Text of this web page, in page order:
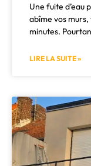
Une fuite d’eau
abîme vos murs,
minutes.
LIRE LA SUITE »